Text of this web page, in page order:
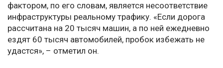
фактором, по его словам, является несоответствие
инфраструктуры реальному трафику. «Если дорога
рассчитана на 20 тысяч машин, а по ней ежедневно
ездят 60 тысяч автомобилей, пробок избежать не
удастся», – отметил он.